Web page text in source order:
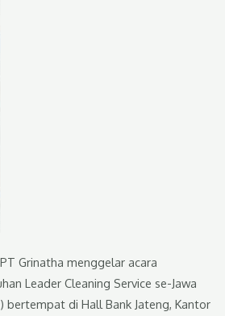
Grinatha menggelar acara
Leader Cleaning Service se-Jawa
bertempat di Hall Bank Jateng, Kantor